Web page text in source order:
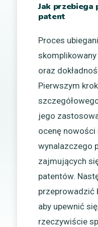
Jak przebiega
patent
Proces
oraz
Pierwszym
jego
ocenę nowości
wynalazczego
zajmujących
patentów.
przeprowadzić
aby upewnić
rzeczywiście